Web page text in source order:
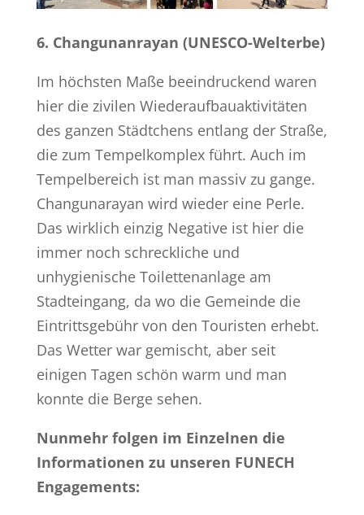
6. Changunanrayan (UNESCO-Welterbe)
Im höchsten Maße beeindruckend waren
hier die zivilen Wiederaufbauaktivitäten
des ganzen Städtchens entlang der Straße,
die zum Tempelkomplex führt. Auch im
Tempelbereich ist man massiv zu gange.
Changunarayan wird wieder eine Perle.
Das wirklich einzig Negative ist hier die
immer noch schreckliche und
unhygienische Toilettenanlage am
Stadteingang, da wo die Gemeinde die
Eintrittsgebühr von den Touristen erhebt.
Das Wetter war gemischt, aber seit
einigen Tagen schön warm und man
konnte die Berge sehen.
Nunmehr folgen im Einzelnen die
Informationen zu unseren FUNECH
Engagements: